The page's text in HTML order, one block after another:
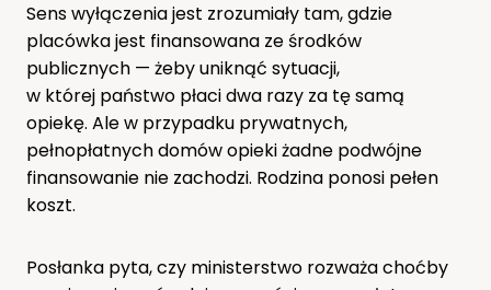
Sens wyłączenia jest zrozumiały tam, gdzie
placówka jest finansowana ze środków
publicznych — żeby uniknąć sytuacji,
w której państwo płaci dwa razy za tę samą
opiekę. Ale w przypadku prywatnych,
pełnopłatnych domów opieki żadne podwójne
finansowanie nie zachodzi. Rodzina ponosi pełen
koszt.
Posłanka pyta, czy ministerstwo rozważa choćby